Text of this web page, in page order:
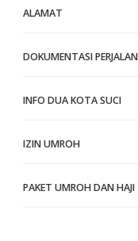
ALAMAT
DOKUMENTASI
INFO DUA KOTA SUCI
IZIN UMROH
PAKET UMROH DAN HAJI